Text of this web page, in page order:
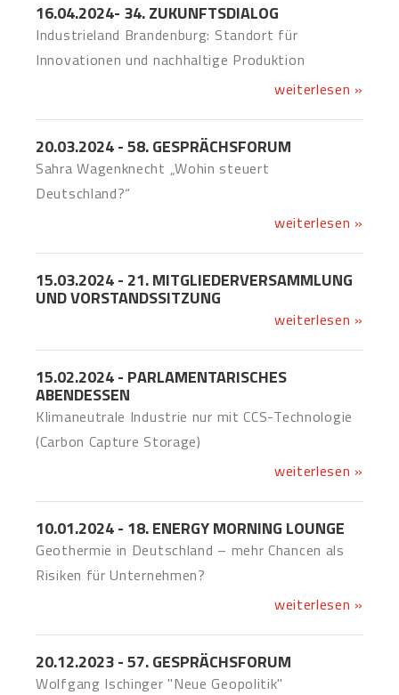
16.04.2024- 34. ZUKUNFTSDIALOG
Industrieland Brandenburg: Standort für
Innovationen und nachhaltige Produktion
weiterlesen »
20.03.2024 - 58. GESPRÄCHSFORUM
Sahra Wagenknecht „Wohin steuert
Deutschland?“
weiterlesen »
15.03.2024 - 21. MITGLIEDERVERSAMMLUNG
UND VORSTANDSSITZUNG
weiterlesen »
15.02.2024 - PARLAMENTARISCHES
ABENDESSEN
Klimaneutrale Industrie nur mit CCS-Technologie
(Carbon Capture Storage)
weiterlesen »
10.01.2024 - 18. ENERGY MORNING LOUNGE
Geothermie in Deutschland – mehr Chancen als
Risiken für Unternehmen?
weiterlesen »
20.12.2023 - 57. GESPRÄCHSFORUM
Wolfgang Ischinger "Neue Geopolitik"